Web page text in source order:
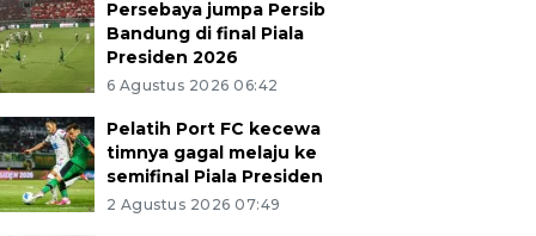
Persebaya jumpa Persib
Bandung di final Piala
Presiden 2026
6 Agustus 2026 06:42
Pelatih Port FC kecewa
timnya gagal melaju ke
semifinal Piala Presiden
2 Agustus 2026 07:49